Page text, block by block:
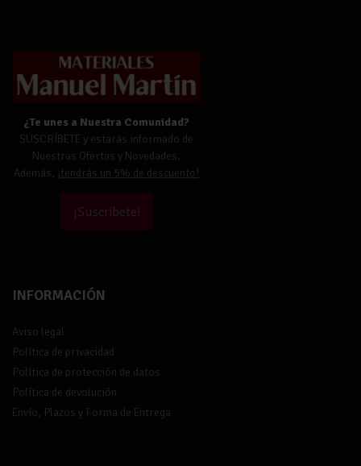
¿Te unes a Nuestra Comunidad?
SUSCRÍBETE y estarás informado de
Nuestras Ofertas y Novedades.
Además, ¡tendrás un 5% de descuento!
¡Suscríbete!
INFORMACIÓN
Aviso legal
Política de privacidad
Política de protección de datos
Política de devolución
Envío, Plazos y Forma de Entrega